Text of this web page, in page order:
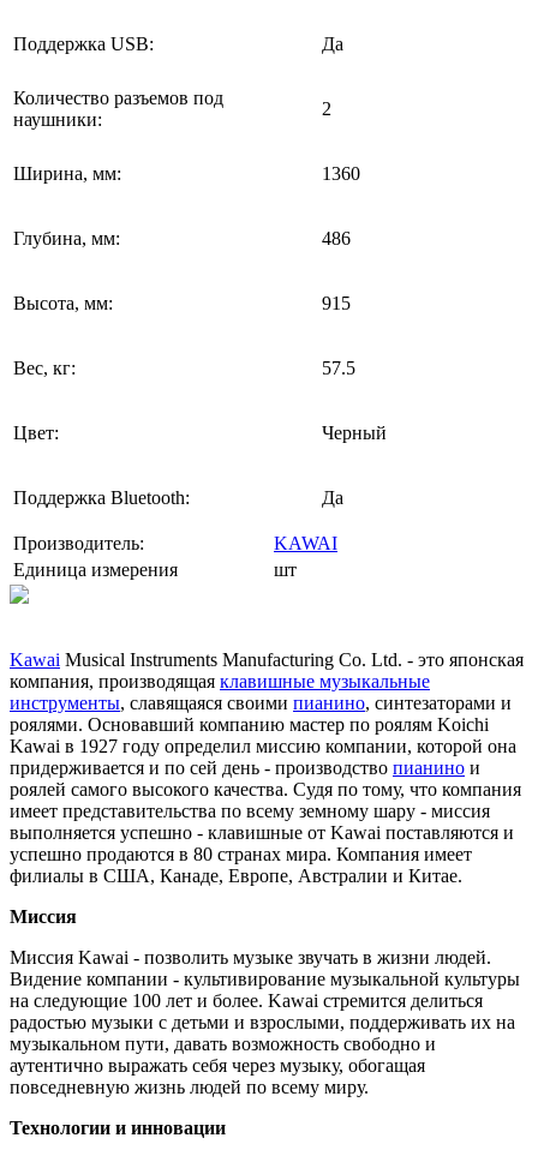
Поддержка USB: Да
Количество разъемов под
наушники:
2
Ширина, мм: 1360
Глубина, мм: 486
Высота, мм: 915
Вес, кг: 57.5
Цвет: Черный
Поддержка Bluetooth: Да
Производитель:
KAWAI
Единица измерения
шт
Kawai Musical Instruments Manufacturing Co. Ltd. - это японская
компания, производящая клавишные музыкальные
инструменты, славящаяся своими пианино, синтезаторами и
роялями. Основавший компанию мастер по роялям Koichi
Kawai в 1927 году определил миссию компании, которой она
придерживается и по сей день - производство пианино и
роялей самого высокого качества. Судя по тому, что компания
имеет представительства по всему земному шару - миссия
выполняется успешно - клавишные от Kawai поставляются и
успешно продаются в 80 странах мира. Компания имеет
филиалы в США, Канаде, Европе, Австралии и Китае.
Миссия
Миссия Kawai - позволить музыке звучать в жизни людей.
Видение компании - культивирование музыкальной культуры
на следующие 100 лет и более. Kawai стремится делиться
радостью музыки с детьми и взрослыми, поддерживать их на
музыкальном пути, давать возможность свободно и
аутентично выражать себя через музыку, обогащая
повседневную жизнь людей по всему миру.
Технологии и инновации